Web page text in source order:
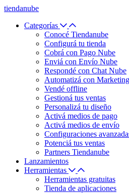
tiendanube
Categorías
Conocé Tiendanube
Configurá tu tienda
Cobrá con Pago Nube
Enviá con Envío Nube
Respondé con Chat Nube
Automatizá con
Vendé offline
Gestioná tus ventas
Personalizá tu diseño
Activá medios de pago
Activá medios de envío
Configuraciones
Potenciá tus ventas
Partners Tiendanube
Lanzamientos
Herramientas
Herramientas gratuitas
Tienda de aplicaciones